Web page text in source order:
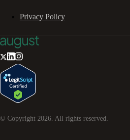
Privacy Policy
© Copyright 2026. All rights reserved.